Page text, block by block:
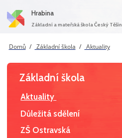
Hrabina
Základní a mateřská škola Český Těšín
Domů Základní škola Aktuality
Základní škola
Aktuality
Důležitá sdělení
ZŠ Ostravská